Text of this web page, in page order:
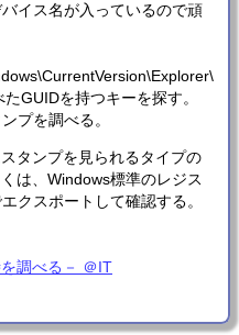
イス名が入っているので頑
GUIDを持つキーを探す。
プを調べる。
タンプを見られるタイプの
は、Windows標準のレジス
クスポートして確認する。
調べる－ ＠IT